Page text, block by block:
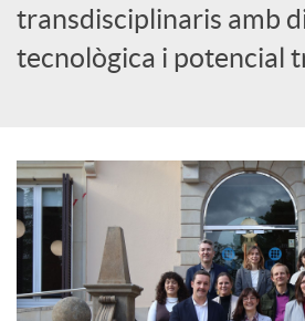
o
i
a
transdisciplinaris amb
tecnològica i potencial